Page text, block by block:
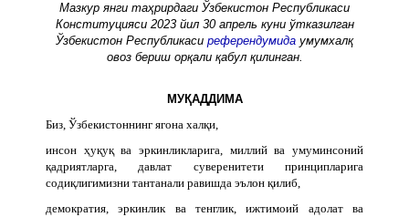
Мазкур янги таҳрирдаги Ўзбекистон Республикаси
Конституцияси 2023 йил 30 апрель куни ўтказилган
Ўзбекистон Республикаси референдумида умумхалқ
овоз бериш орқали қабул қилинган.
МУҚАДДИМА
Биз, Ўзбекистоннинг ягона халқи,
инсон ҳуқуқ ва эркинликларига, миллий ва умуминсоний
қадриятларга, давлат суверенитети принципларига
содиқлигимизни тантанали равишда эълон қилиб,
демократия, эркинлик ва тенглик, ижтимоий адолат ва